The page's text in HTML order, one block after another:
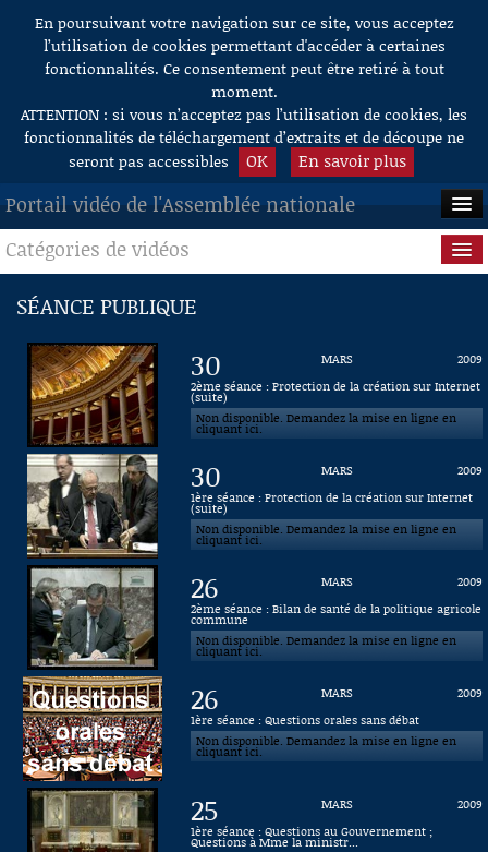
Aller au contenu
En poursuivant votre navigation sur ce site, vous acceptez
l’utilisation de cookies permettant d'accéder à certaines
fonctionnalités. Ce consentement peut être retiré à tout
moment.
ATTENTION : si vous n’acceptez pas l’utilisation de cookies, les
fonctionnalités de téléchargement d’extraits et de découpe ne
seront pas accessibles
OK En savoir plus
Portail vidéo de l'Assemblée nationale
ACCUEIL
EN DIRECT
À LA DEMANDE
RECHERCHE
AIDE À LA DÉCOUPE
DE VIDÉOS
Catégories de vidéos
Séance publique
Questions au Gouvernement
Commissions
Présidence
Évènements
Connaissance, Histoire
Autres
SÉANCE PUBLIQUE
30 MARS
2009
2ème séance : Protection de la création sur Internet
(suite)
Non disponible. Demandez la mise en ligne en
cliquant ici.
30 MARS
2009
1ère séance : Protection de la création sur Internet
(suite)
Non disponible. Demandez la mise en ligne en
cliquant ici.
26 MARS
2009
2ème séance : Bilan de santé de la politique agricole
commune
Non disponible. Demandez la mise en ligne en
cliquant ici.
26 MARS
2009
1ère séance : Questions orales sans débat
Non disponible. Demandez la mise en ligne en
cliquant ici.
25 MARS
2009
1ère séance : Questions au Gouvernement ;
Questions à Mme la ministr...